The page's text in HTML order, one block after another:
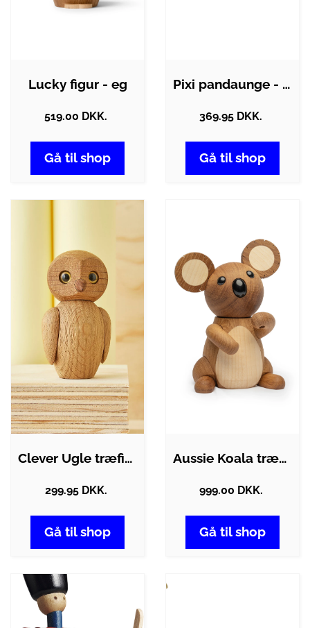
Lucky figur - eg
519.00 DKK.
Gå til shop
Pixi pandaunge - ahorn
369.95 DKK.
Gå til shop
Clever Ugle træfigur - eg
299.95 DKK.
Gå til shop
Aussie Koala træfigur - eg
999.00 DKK.
Gå til shop